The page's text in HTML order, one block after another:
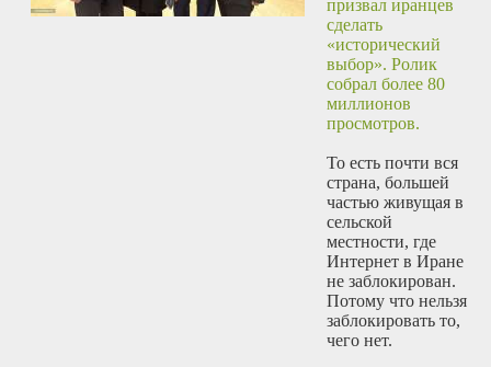
призвал иранцев
сделать
«исторический
выбор». Ролик
собрал более 80
миллионов
просмотров.
То есть почти вся
страна, большей
частью живущая в
сельской
местности, где
Интернет в Иране
не заблокирован.
Потому что нельзя
заблокировать то,
чего нет.